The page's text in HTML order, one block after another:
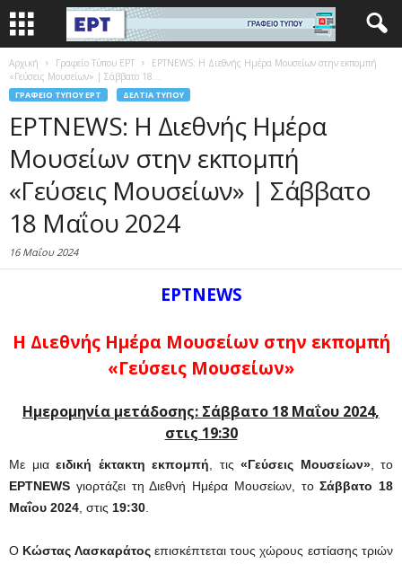
Αρχική Γραφείο Τύπου ΕΡΤ
ΕΡΤNEWS: Η Διεθνής Ημέρα Μουσείων στην εκπομπή
«Γεύσεις Μουσείων» | Σάββατο 18...
ΓΡΑΦΕΊΟ ΤΎΠΟΥ ΕΡΤ ΔΕΛΤΊΑ ΤΎΠΟΥ
ΕΡΤNEWS: Η Διεθνής Ημέρα
Μουσείων στην εκπομπή
«Γεύσεις Μουσείων» | Σάββατο
18 Μαΐου 2024
16 Μαΐου 2024
ΕΡΤNEWS
Η Διεθνής Ημέρα Μουσείων στην εκπομπή
«Γεύσεις Μουσείων»
Ημερομηνία μετάδοσης: Σάββατο 18 Μαΐου 2024,
στις 19:30
Με μια ειδική έκτακτη εκπομπή , τις «Γεύσεις Μουσείων», το
ΕΡΤNEWS γιορτάζει τη Διεθνή Ημέρα Μουσείων, τοΣάββατο 18
Μαΐου 2024 , στις 19:30
Ο Κώστας Λασκαράτος επισκέπτεται τους χώρους εστίασης τριών